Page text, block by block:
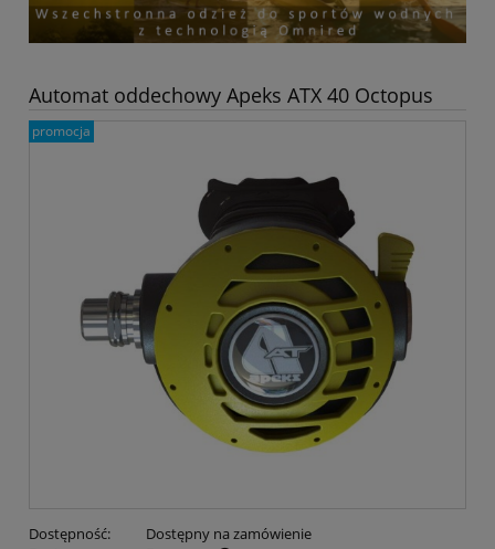
Automat oddechowy Apeks ATX 40 Octopus
promocja
Dostępność:
Dostępny na zamówienie